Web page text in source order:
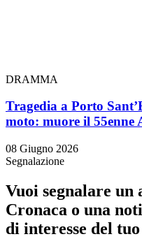
DRAMMA
Tragedia a Porto
moto: muore il 55enne
08 Giugno 2026
Segnalazione
Vuoi segnalare un
Cronaca o una
di interesse del